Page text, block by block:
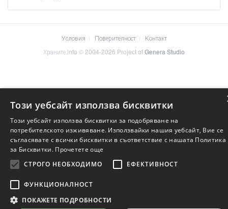
Условия Поверителност
Контакт
Храните.info © 2004-2026 Project ofGenera Studio
Този уебсайт използва бисквитки
Този уебсайт използва бисквитки за подобряване на
потребителското изживяване. Използвайки нашия уебсайт, Вие се
съгласявате с всички бисквитки в съответствие с нашата Политика
за Бисквитки. Прочетете още
СТРОГО НЕОБХОДИМО
ЕФЕКТИВНОСТ
ФУНКЦИОНАЛНОСТ
ПОКАЖЕТЕ ПОДРОБНОСТИ